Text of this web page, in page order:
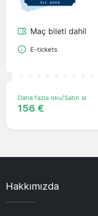
Maç bileti dahil
E-tickets
Daha fazla oku/Satın al
156 €
Hakkımızda